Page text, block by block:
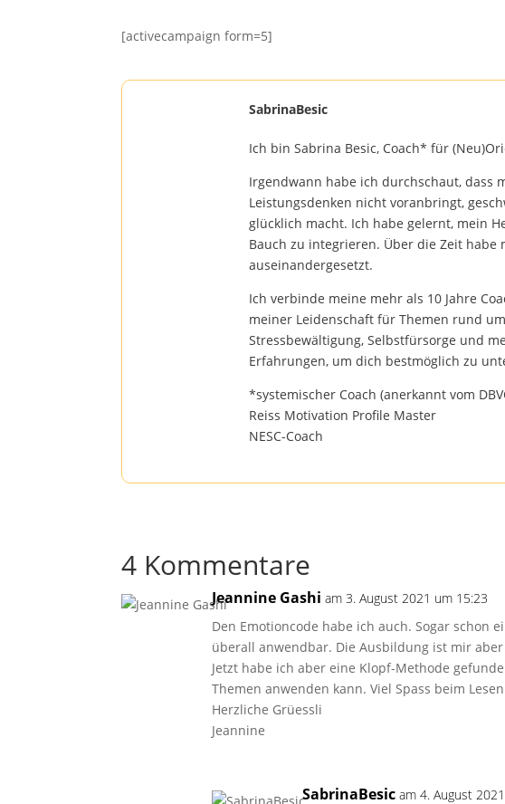
[activecampaign form=5]
SabrinaBesic
Ich bin Sabrina Besic, Coach* für
Irgendwann habe ich durchschaut, dass
Leistungsdenken nicht voranbringt,
glücklich macht. Ich habe gelernt, mein
Bauch zu integrieren. Über die Zeit
auseinandergesetzt.
Ich verbinde meine mehr als 10 Jahre
meiner Leidenschaft für Themen rund um
Stressbewältigung, Selbstfürsorge und
Erfahrungen, um dich bestmöglich zu
*systemischer Coach (anerkannt vom
Reiss Motivation Profile Master
NESC-Coach
4 Kommentare
Jeannine Gashi am 3. August 2021 um 15:23
Den Emotioncode habe ich auch. Sogar schon
überall anwendbar. Die Ausbildung ist mir
Jetzt habe ich aber eine Klopf-Methode
Themen anwenden kann. Viel Spass beim
Herzliche Grüessli
Jeannine
SabrinaBesic am 4. August